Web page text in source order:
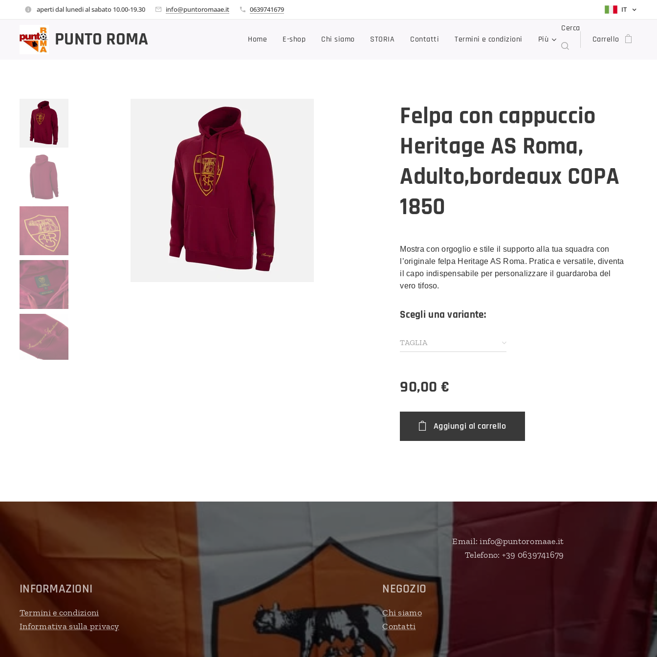
aperti dal lunedi al sabato 10.00-19.30 info@puntoromaae.it 0639741679 IT
PUNTO ROMA Home E-shop Chi siamo STORIA Contatti Termini e condizioni Più
Cerca
Carrello
Felpa con cappuccio
Heritage AS Roma,
Adulto,bordeaux COPA
1850
Mostra con orgoglio e stile il supporto alla tua squadra con
l’originale felpa Heritage AS Roma. Pratica e versatile, diventa
il capo indispensabile per personalizzare il guardaroba del
vero tifoso.
Scegli una variante:
TAGLIA
90,00 €
Aggiungi al carrello
Email: info@puntoromaae.it
Telefono: +39 0639741679
INFORMAZIONI
Termini e condizioni
Informativa sulla privacy
NEGOZIO
Chi siamo
Contatti